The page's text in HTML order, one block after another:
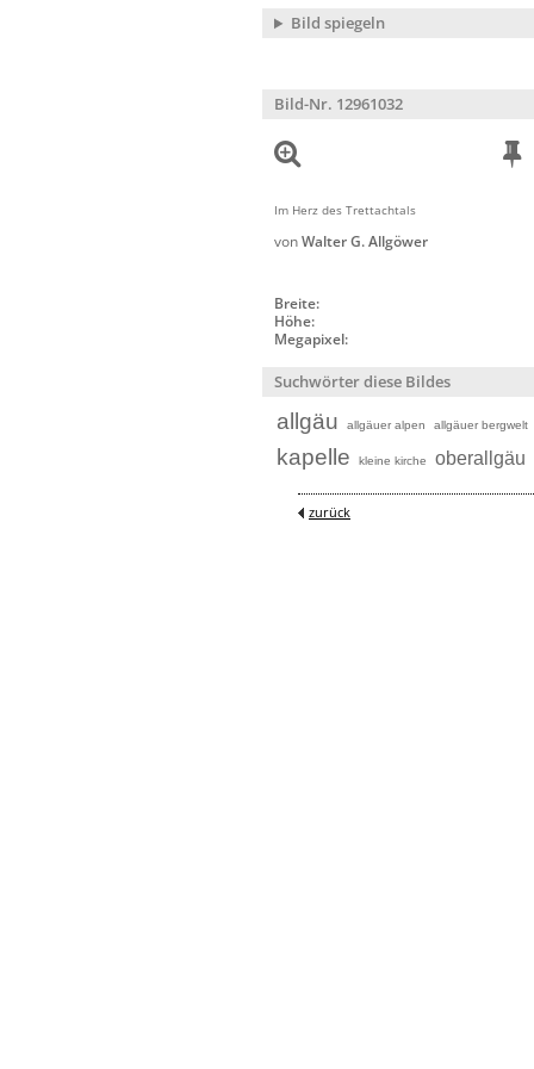
Bild spiegeln
Bild-Nr. 12961032
Im Herz des Trettachtals
vonWalter G. Allgöwer
Breite:
Höhe:
Megapixel:
Suchwörter diese Bildes
allgäu allgäuer alpen allgäuer bergwelt
kapelle kleine kirche oberallgäu
zurück